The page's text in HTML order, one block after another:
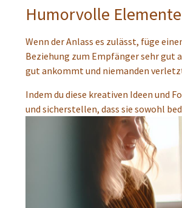
Humorvolle Elemente
Wenn der Anlass es zulässt, füge
Beziehung zum Empfänger sehr gut
gut ankommt und niemanden
Indem du diese kreativen Ideen und
und sicherstellen, dass sie sowohl